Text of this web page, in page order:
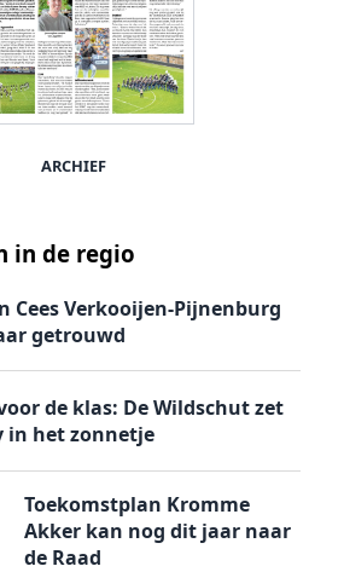
ARCHIEF
in de regio
Cees Verkooijen-Pijnenburg
getrouwd
de klas: De Wildschut zet
in het zonnetje
Toekomstplan Kromme
Akker kan nog dit jaar naar
de Raad